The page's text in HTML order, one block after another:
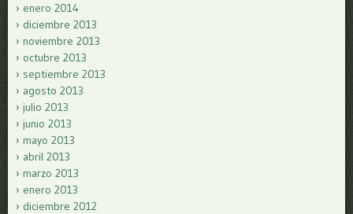
enero 2014
diciembre 2013
noviembre 2013
octubre 2013
septiembre 2013
agosto 2013
julio 2013
junio 2013
mayo 2013
abril 2013
marzo 2013
enero 2013
diciembre 2012